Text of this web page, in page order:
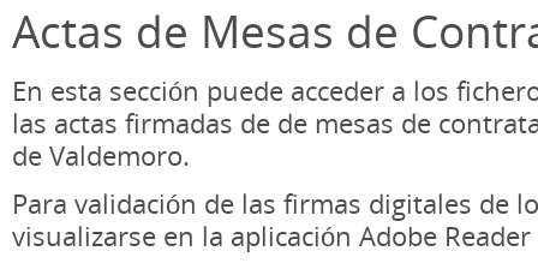
Actas de Mesas de
En esta sección puede acceder a los
las actas firmadas de de mesas de
de Valdemoro.
Para validación de las firmas digitales de
visualizarse en la aplicación Adobe Reader